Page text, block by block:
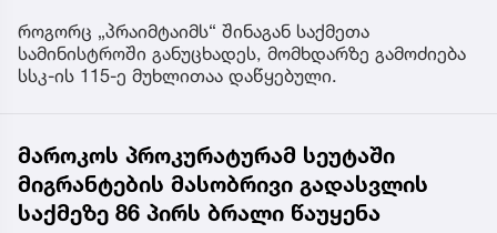
როგორც „პრაიმტაიმს“ შინაგან საქმეთა
სამინისტროში განუცხადეს, მომხდარზე გამოძიება
სსკ-ის 115-ე მუხლითაა დაწყებული.
მაროკოს პროკურატურამ სეუტაში
მიგრანტების მასობრივი გადასვლის
საქმეზე 86 პირს ბრალი წაუყენა